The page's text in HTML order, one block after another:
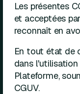
Les présentes
et acceptées
reconnaît en
En tout état de
dans
Plateforme,
CGUV.